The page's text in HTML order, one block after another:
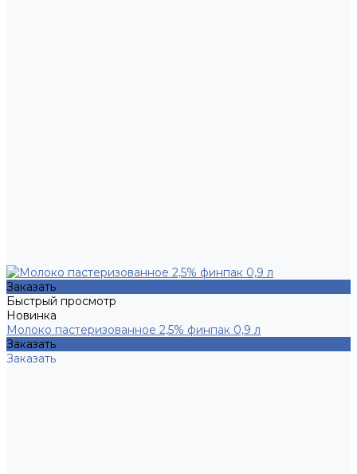
Заказать
Быстрый просмотр
Новинка
Молоко пастеризованное 2,5% финпак 0,9 л
Заказать
Заказать